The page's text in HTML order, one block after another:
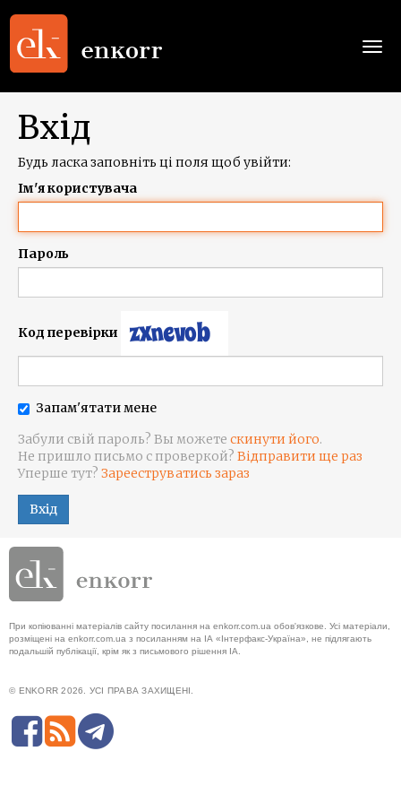
Вхід
Будь ласка заповніть ці поля щоб увійти:
Ім'я користувача
Пароль
Код перевірки
Запам'ятати мене
Забули свій пароль? Вы можете скинути його.
Не пришло письмо с проверкой? Відправити ще раз
Уперше тут? Зарееструватись зараз
Вхід
При копіюванні матеріалів сайту посилання на enkorr.com.ua обов'язкове. Усі матеріали,
розміщені на enkorr.com.ua з посиланням на ІА «Інтерфакс-Україна», не підлягають
подальшій публікації, крім як з письмового рішення ІА.
© ENKORR 2026. УСІ ПРАВА ЗАХИЩЕНІ.